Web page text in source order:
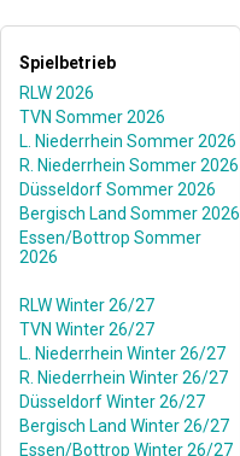
Spielbetrieb
RLW 2026
TVN Sommer 2026
L. Niederrhein Sommer 2026
R. Niederrhein Sommer 2026
Düsseldorf Sommer 2026
Bergisch Land Sommer 2026
Essen/Bottrop Sommer
2026
RLW Winter 26/27
TVN Winter 26/27
L. Niederrhein Winter 26/27
R. Niederrhein Winter 26/27
Düsseldorf Winter 26/27
Bergisch Land Winter 26/27
Essen/Bottrop Winter 26/27